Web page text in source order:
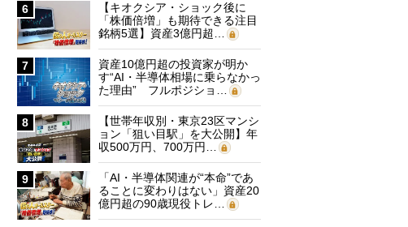
6
【キオクシア・ショック後に
「株価倍増」も期待できる注目
銘柄5選】資産3億円超…
7
資産10億円超の投資家が明か
す“AI・半導体相場に乗らなかっ
た理由” フルポジショ…
8
【世帯年収別・東京23区マンシ
ョン「狙い目駅」を大公開】年
収500万円、700万円…
9
「AI・半導体関連が“本命”であ
ることに変わりはない」資産20
億円超の90歳現役トレ…